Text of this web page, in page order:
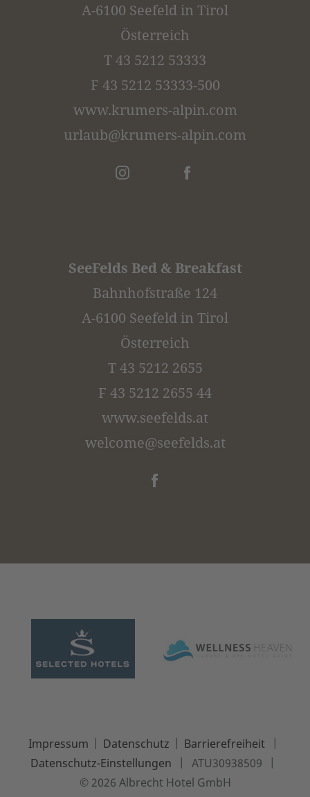
A-6100 Seefeld in Tirol
Österreich
T 43 5212 53333
F 43 5212 53333-500
www.krumers-alpin.com
urlaub@krumers-alpin.com
SeeFelds Bed & Breakfast
Bahnhofstraße 124
A-6100 Seefeld in Tirol
Österreich
T 43 5212 2655
F 43 5212 2655 44
www.seefelds.at
welcome@seefelds.at
Impressum | Datenschutz | Barrierefreiheit
|
Datenschutz-Einstellungen
| ATU30938509
|
© 2026 Albrecht Hotel GmbH